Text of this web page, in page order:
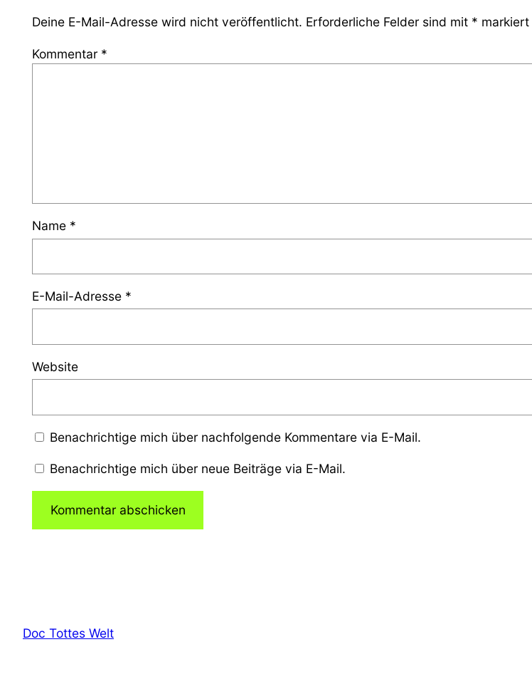
Deine E-Mail-Adresse wird nicht veröffentlicht. Erforderliche Felder sind mit * markiert
Kommentar *
Name *
E-Mail-Adresse *
Website
Benachrichtige mich über nachfolgende Kommentare via E-Mail.
Benachrichtige mich über neue Beiträge via E-Mail.
Doc Tottes Welt